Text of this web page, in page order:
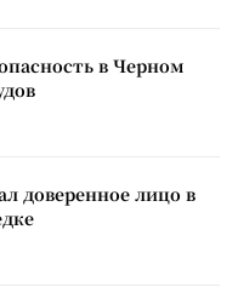
в Черном
доверенное лицо в